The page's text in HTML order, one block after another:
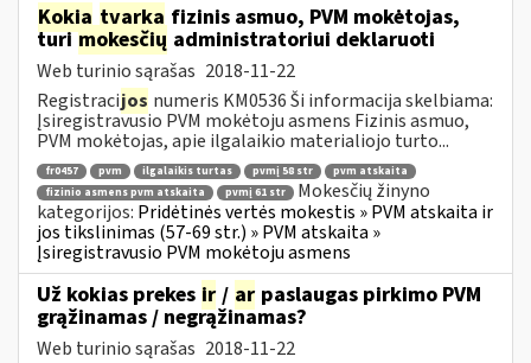
Kokia tvarka fizinis asmuo, PVM mokėtojas,
turimokesčių administratoriui deklaruoti
Web turinio sąrašas 2018-11-22
Registracijos numeris KM0536 Ši informacija skelbiama:
Įsiregistravusio PVM mokėtoju asmens Fizinis asmuo,
PVM mokėtojas, apie ilgalaikio materialiojo turto...
fr0457 pvm ilgalaikis turtas pvmį 58 str
pvm atskaita
fizinio asmens pvm atskaita
pvmį 61 str
Mokesčių žinyno
kategorijos: Pridėtinės vertės mokestis » PVM atskaita ir
jos tikslinimas (57-69 str.) » PVM atskaita »
Įsiregistravusio PVM mokėtoju asmens
Už kokias prekes ir / ar paslaugas pirkimo PVM
grąžinamas / negrąžinamas?
Web turinio sąrašas 2018-11-22